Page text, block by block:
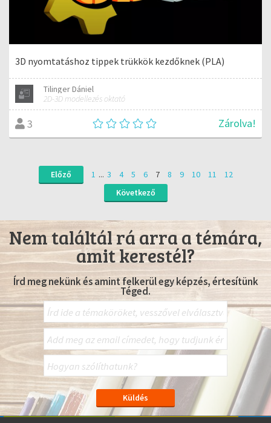
3D nyomtatáshoz tippek trükkök kezdőknek (PLA)
Tilinger Dániel
2D-3D modellezés oktató
3 Zárolva!
Előző 1 ... 3 4 5 6 7 8 9 10 11
12
Következő
Nem találtál rá arra a témára,
amit kerestél?
Írd meg nekünk és amint felkerül egy képzés, értesítünk
Téged.